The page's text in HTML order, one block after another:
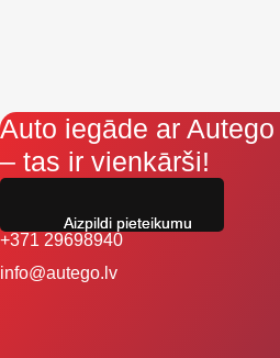
Auto iegāde ar Autego
– tas ir vienkārši!
+371 29698940
info@autego.lv